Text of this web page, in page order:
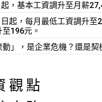
，基本工資調升至月薪
起，每月最低工資調升至
196元。
」，是企業危機？還是契
觀點